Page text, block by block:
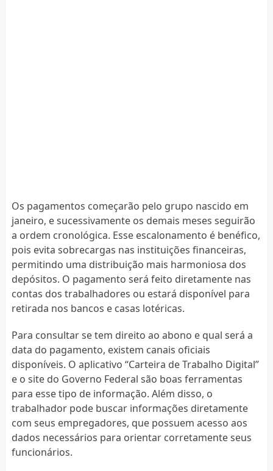
Os pagamentos começarão pelo grupo nascido em
janeiro, e sucessivamente os demais meses seguirão
a ordem cronológica. Esse escalonamento é benéfico,
pois evita sobrecargas nas instituições financeiras,
permitindo uma distribuição mais harmoniosa dos
depósitos. O pagamento será feito diretamente nas
contas dos trabalhadores ou estará disponível para
retirada nos bancos e casas lotéricas.
Para consultar se tem direito ao abono e qual será a
data do pagamento, existem canais oficiais
disponíveis. O aplicativo “Carteira de Trabalho Digital”
e o site do Governo Federal são boas ferramentas
para esse tipo de informação. Além disso, o
trabalhador pode buscar informações diretamente
com seus empregadores, que possuem acesso aos
dados necessários para orientar corretamente seus
funcionários.